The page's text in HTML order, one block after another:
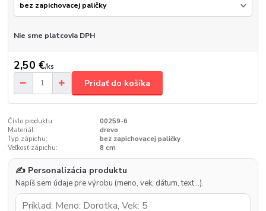
Nie sme platcovia DPH
2,50 €/ks
Pridať do košíka
Číslo produktu:
00259-6
Materiál:
drevo
Typ zápichu:
bez zapichovacej paličky
Veľkosť zápichu:
8 cm
✍️ Personalizácia produktu
Napíš sem údaje pre výrobu (meno, vek, dátum, text…).